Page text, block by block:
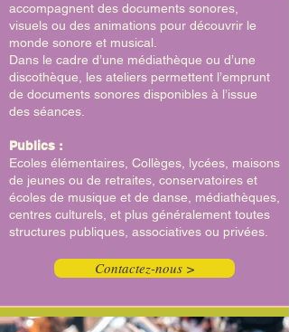
accompagnent des documents sonores,
visuels ou des animations pour découvrir le
monde sonore et musical.
Dans le cadre d’une médiathèque ou d’une
discothèque, les ateliers permettent l’emprunt
de documents sonores disponibles à l’issue
des séances.
Publics :
Ecoles élémentaires, Collèges, lycées, maisons
de jeunes ou de retraites, conservatoires et
écoles de musique et de danse, médiathèques,
centres culturels, et plus généralement toutes
structures publiques, associatives ou privées.
Contactez-nous >